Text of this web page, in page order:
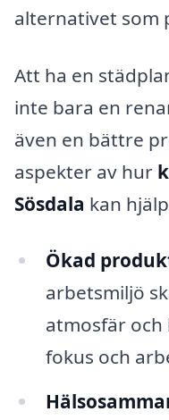
alternativet som
Att ha en
inte bara en
även en bättre
aspekter av hur
Sösdala kan
Ökad
arbetsmiljö
atmosfär och
fokus och